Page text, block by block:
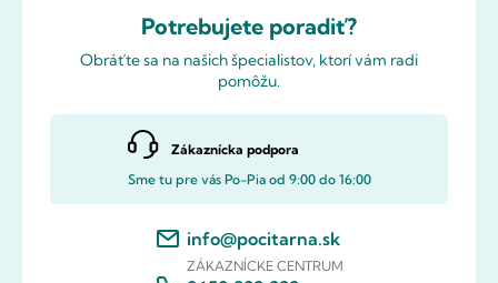
Potrebujete poradiť?
Obráťte sa na našich špecialistov, ktorí vám radi
pomôžu.
Zákaznícka podpora
Sme tu pre vás Po-Pia od 9:00 do 16:00
info@pocitarna.sk
ZÁKAZNÍCKE CENTRUM